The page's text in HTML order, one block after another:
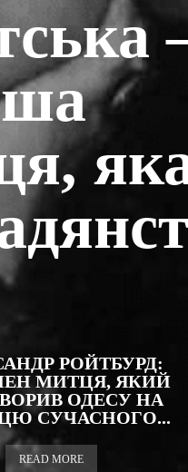
РОЙТБУРД:
МИТЦЯ, ЯКИЙ
ОДЕСУ НА
СУЧАСНОГО...
READ MORE